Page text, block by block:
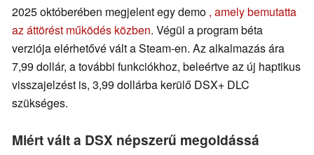
2025 októberében megjelent egy demo , amely bemutatta
az áttörést működés közben. Végül a program béta
verziója elérhetővé vált a Steam-en. Az alkalmazás ára
7,99 dollár, a további funkciókhoz, beleértve az új haptikus
visszajelzést is, 3,99 dollárba kerülő DSX+ DLC
szükséges.
Miért vált a DSX népszerű megoldássá